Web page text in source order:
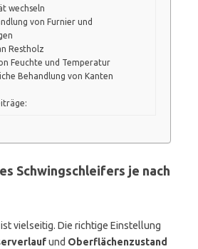
wechseln
von Furnier und
Restholz
Feuchte und Temperatur
Behandlung von Kanten
Schwingschleifers je nach
vielseitig. Die richtige Einstellung
und Oberflächenzustand